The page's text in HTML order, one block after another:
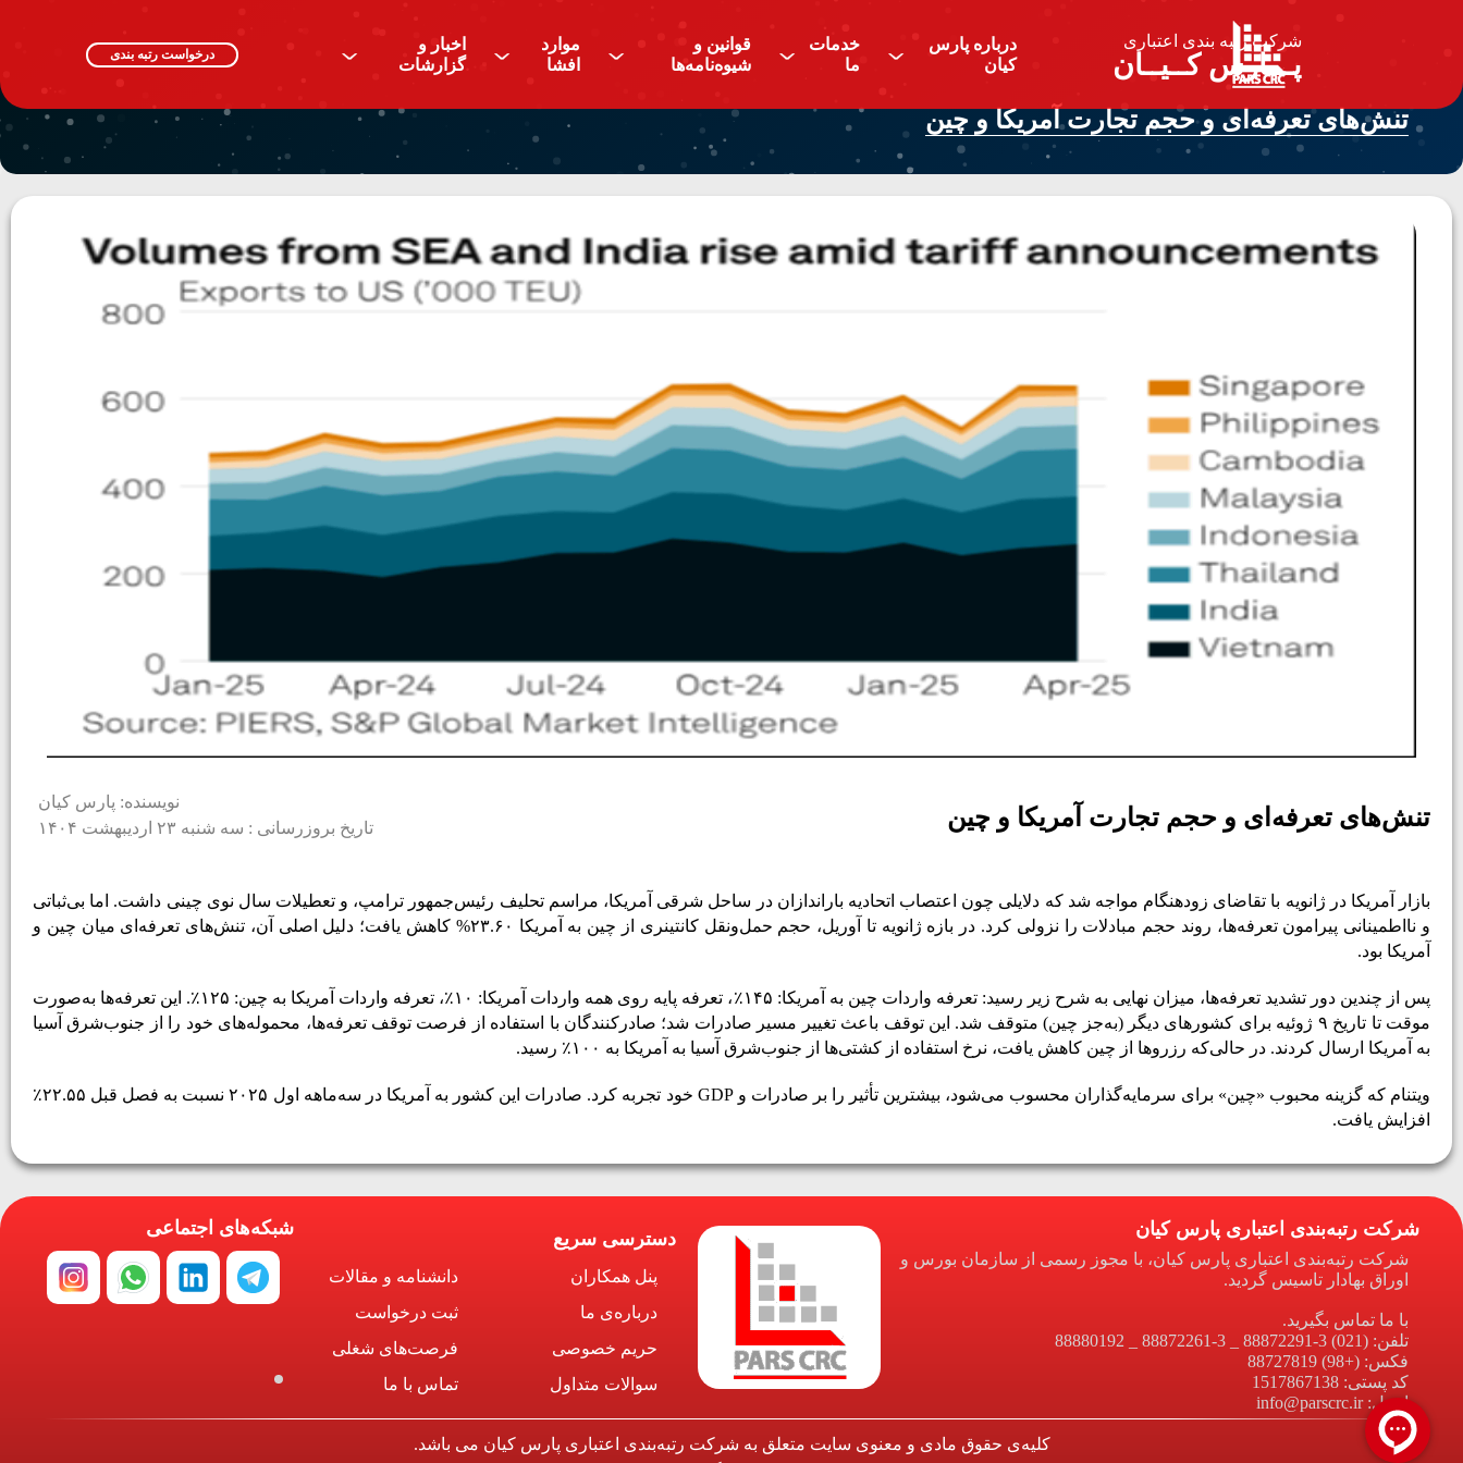
شرکت رتبه بندی اعتباری
پـــارس کــیــان
درباره پارس
کیان
^
خدمات
ما
^
قوانین و
شیوه‌نامه‌ها
^
موارد
افشا
^
اخبار و
گزارشات
^ درخواست رتبه بندی
تنش‌های تعرفه‌ای و حجم تجارت آمریکا و چین
تنش‌های تعرفه‌ای و حجم تجارت آمریکا و چین
نویسنده: پارس کیان
تاریخ بروزرسانی : سه شنبه ۲۳ اردیبهشت ۱۴۰۴
بازار آمریکا در ژانویه با تقاضای زودهنگام مواجه شد که دلایلی چون اعتصاب اتحادیه باراندازان در ساحل شرقی آمریکا، مراسم تحلیف رئیس‌جمهور ترامپ، و تعطیلات سال نوی چینی داشت. اما بی‌ثباتی
و نااطمینانی پیرامون تعرفه‌ها، روند حجم مبادلات را نزولی کرد. در بازه ژانویه تا آوریل، حجم حمل‌و‌نقل کانتینری از چین به آمریکا ۲۳.۶۰%
کاهش یافت؛ دلیل اصلی آن، تنش‌های تعرفه‌ای میان چین و
آمریکا بود.
پس از چندین دور تشدید تعرفه‌ها، میزان نهایی به شرح زیر رسید: تعرفه واردات چین به آمریکا: ۱۴۵٪، تعرفه پایه روی همه واردات آمریکا: ۱۰٪، تعرفه واردات آمریکا به چین: ۱۲۵٪. این تعرفه‌ها به‌صورت
موقت تا تاریخ ۹
ژوئیه برای کشورهای دیگر (به‌جز چین) متوقف شد. این توقف باعث تغییر مسیر صادرات شد؛ صادرکنندگان با استفاده از فرصت توقف تعرفه‌ها، محموله‌های خود را از جنوب‌شرق آسیا
به آمریکا ارسال کردند. در حالی‌که رزروها از چین کاهش یافت، نرخ استفاده از کشتی‌ها از جنوب‌شرق آسیا به آمریکا به ۱۰۰ ٪ رسید.
ویتنام که گزینه محبوب «چین» برای سرمایه‌گذاران محسوب می‌شود، بیشترین تأثیر را بر صادرات و GDP خود تجربه کرد. صادرات این کشور به آمریکا در سه‌ماهه اول ۲۰۲۵ نسبت به فصل قبل ۲۲.۵۵
٪
افزایش یافت.
شرکت رتبه‌بندی اعتباری پارس کیان
شرکت رتبه‌بندی اعتباری پارس کیان، با مجوز رسمی از سازمان بورس و
اوراق بهادار تاسیس گردید.
با ما تماس بگیرید.
تلفن: (021) 3-88872291 _ 3-88872261 _ 88880192
فکس: (+98) 88727819
کد پستی: 1517867138
ایمیل: info@parscrc.ir
دسترسی سریع
پنل همکاران
درباره‌ی ما
حریم خصوصی
سوالات متداول
دانشنامه و مقالات
ثبت درخواست
فرصت‌های شغلی
تماس با ما
شبکه‌های اجتماعی
کلیه‌ی حقوق مادی و معنوی سایت متعلق به شرکت رتبه‌بندی اعتباری پارس کیان می باشد.